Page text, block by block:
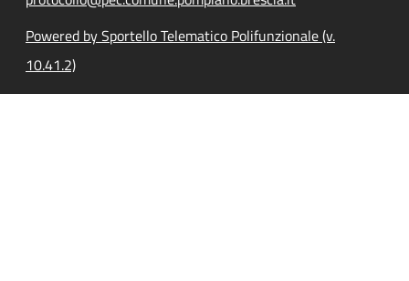
Powered by Sportello Telematico Polifunzionale (v.
10.41.2)